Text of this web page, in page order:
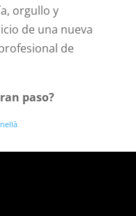
orgullo y
de una nueva
de
paso?